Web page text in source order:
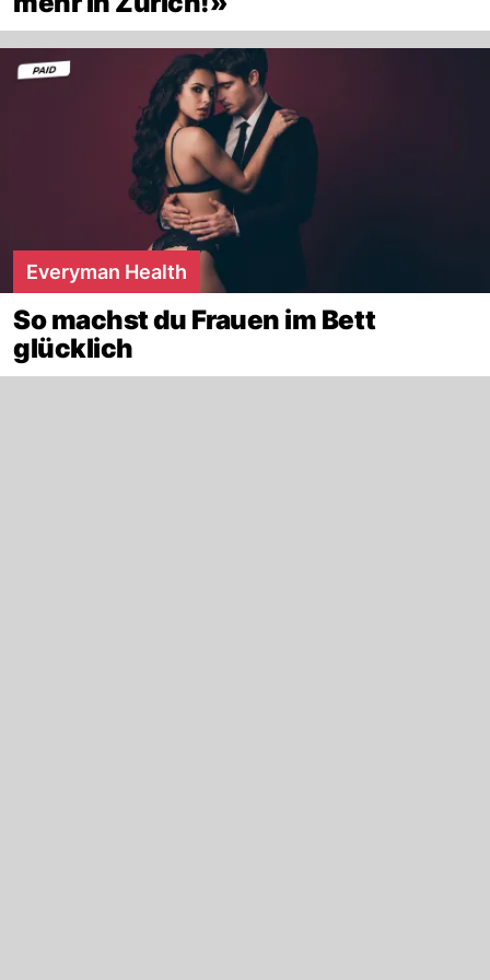
Everyman Health
So machst du Frauen im Bett
glücklich